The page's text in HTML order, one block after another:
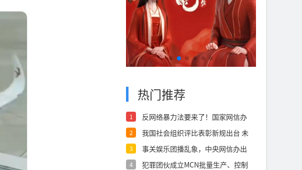
热门推荐
1
反网络暴力法要来了！国家网信办
2
我国社会组织评比表彰新规出台 未
3
事关娱乐团播乱象，中央网信办出
4
犯罪团伙成立MCN批量生产、控制